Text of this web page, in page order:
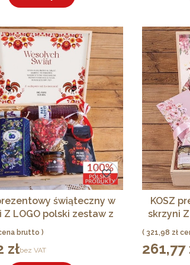
GIGA
Do koszyka Do
świąteczny w
Z LOGO polski zestaw z
likierem śliwkowym
złbez VAT
KOSZ
skrzyni
Cena
321,98 zł
Cena
261,77